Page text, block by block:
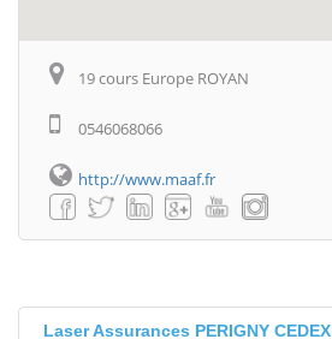
19 cours Europe ROYAN
0546068066
http://www.maaf.fr
Laser Assurances PERIGNY CEDEX